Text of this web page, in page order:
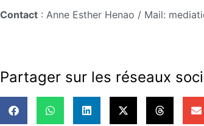
Contact : Anne Esther Henao / Mail:
Partager sur les réseaux